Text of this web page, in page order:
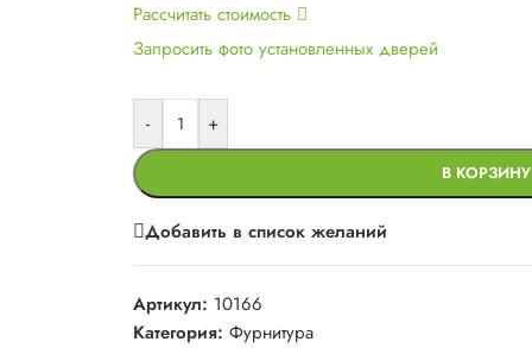
Рассчитать стоимость
Запросить фото установленных дверей
- +
В КОРЗИНУ
Добавить в список желаний
Артикул: 10166
Категория: Фурнитура